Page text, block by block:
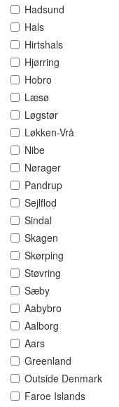
Hadsund
Hals
Hirtshals
Hjørring
Hobro
Læsø
Løgstør
Løkken-Vrå
Nibe
Nørager
Pandrup
Sejlflod
Sindal
Skagen
Skørping
Støvring
Sæby
Aabybro
Aalborg
Aars
Greenland
Outside Denmark
Faroe Islands